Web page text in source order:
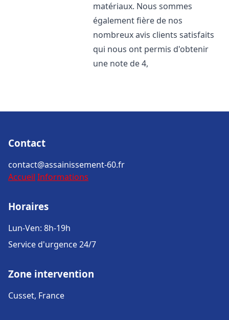
matériaux. Nous sommes
également fière de nos
nombreux avis clients satisfaits
qui nous ont permis d'obtenir
une note de 4,
Contact
contact@assainissement-60.fr
Accueil Informations
Horaires
Lun-Ven: 8h-19h
Service d'urgence 24/7
Zone intervention
Cusset, France